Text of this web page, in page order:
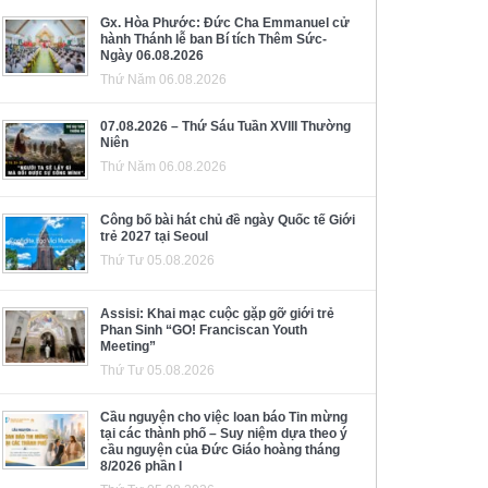
Gx. Hòa Phước: Đức Cha Emmanuel cử
hành Thánh lễ ban Bí tích Thêm Sức-
Ngày 06.08.2026
Thứ Năm 06.08.2026
07.08.2026 – Thứ Sáu Tuần XVIII Thường
Niên
Thứ Năm 06.08.2026
Công bố bài hát chủ đề ngày Quốc tế Giới
trẻ 2027 tại Seoul
Thứ Tư 05.08.2026
Assisi: Khai mạc cuộc gặp gỡ giới trẻ
Phan Sinh “GO! Franciscan Youth
Meeting”
Thứ Tư 05.08.2026
Cầu nguyện cho việc loan báo Tin mừng
tại các thành phố – Suy niệm dựa theo ý
cầu nguyện của Đức Giáo hoàng tháng
8/2026 phần I